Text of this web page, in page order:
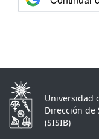
Universidad
Dirección de
(SISIB)